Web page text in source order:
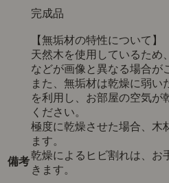
備考
完成品
【無垢材の特性について】
天然木を使用しているため
などが画像と異なる場合が
また、無垢材は乾燥に弱い
を利用し、お部屋の空気が
ください。
極度に乾燥させた場合、木
ます。
乾燥によるヒビ割れは、お
きます。